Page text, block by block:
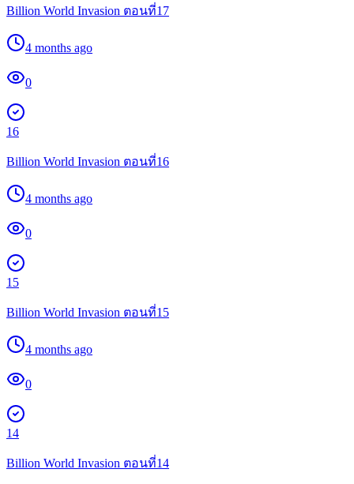
Billion World Invasion ตอนที่17
4 months ago
0
16
Billion World Invasion ตอนที่16
4 months ago
0
15
Billion World Invasion ตอนที่15
4 months ago
0
14
Billion World Invasion ตอนที่14